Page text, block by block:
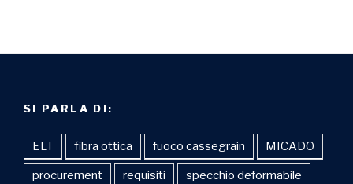
SI PARLA DI:
ELT fibra ottica fuoco cassegrain MICADO
procurement requisiti specchio deformabile